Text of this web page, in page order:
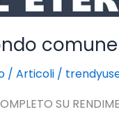
/ Articoli /
SU